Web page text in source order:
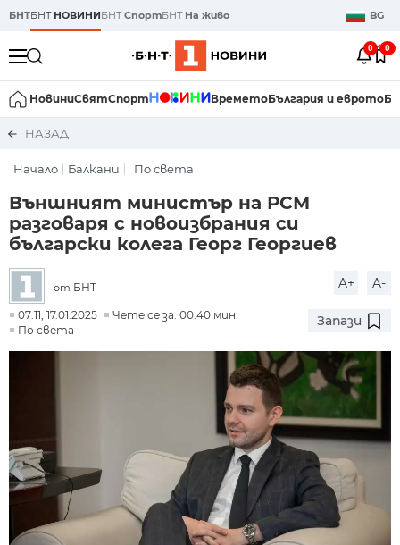
БНТБНТ НОВИНИБНТСпортБНТ На живо BG
0 0
НовиниСвятСпорт ВреметоБългария и еврото
НАЗАД
Начало Балкани По света
Външният министър на РСМ
разговаря с новоизбрания си
български колега Георг Георгиев
от БНТ A+ A-
07:11, 17.01.2025
Чете се за: 00:40 мин.
По света
Запази